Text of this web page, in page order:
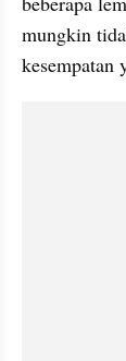
mungkin
kesempatan